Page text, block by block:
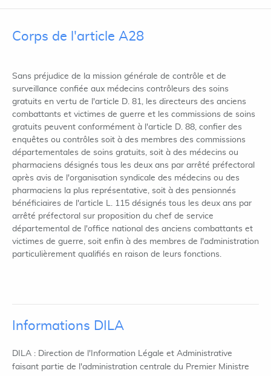
Corps de l'article A28
Sans préjudice de la mission générale de contrôle et de
surveillance confiée aux médecins contrôleurs des soins
gratuits en vertu de l'article D. 81, les directeurs des anciens
combattants et victimes de guerre et les commissions de soins
gratuits peuvent conformément à l'article D. 88, confier des
enquêtes ou contrôles soit à des membres des commissions
départementales de soins gratuits, soit à des médecins ou
pharmaciens désignés tous les deux ans par arrêté préfectoral
après avis de l'organisation syndicale des médecins ou des
pharmaciens la plus représentative, soit à des pensionnés
bénéficiaires de l'article L. 115 désignés tous les deux ans par
arrêté préfectoral sur proposition du chef de service
départemental de l'office national des anciens combattants et
victimes de guerre, soit enfin à des membres de l'administration
particulièrement qualifiés en raison de leurs fonctions.
Informations DILA
DILA : Direction de l'Information Légale et Administrative
faisant partie de l'administration centrale du Premier Ministre